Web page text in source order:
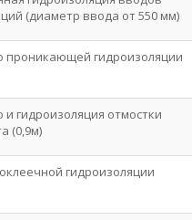
(диаметр ввода от 550 мм)
проникающей гидроизоляции
и гидроизоляция отмостки
(0,9м)
гидроизоляции